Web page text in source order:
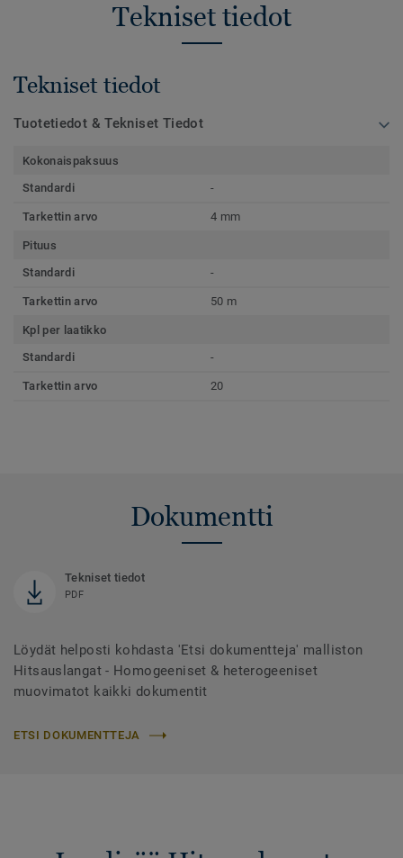
Tekniset tiedot
Tekniset tiedot
Tuotetiedot & Tekniset Tiedot
Kokonaispaksuus
Standardi
-
Tarkettin arvo 4 mm
Pituus
Standardi
-
Tarkettin arvo 50 m
Kpl per laatikko
Standardi
-
Tarkettin arvo 20
Dokumentti
Tekniset tiedot
PDF
Löydät helposti kohdasta 'Etsi dokumentteja' malliston
Hitsauslangat - Homogeeniset & heterogeeniset
muovimatot kaikki dokumentit
ETSI DOKUMENTTEJA